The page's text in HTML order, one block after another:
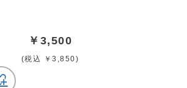
￥3,500
(税込 ￥3,850)